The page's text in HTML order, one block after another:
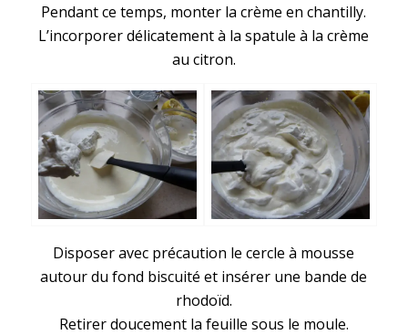
Pendant ce temps, monter la crème en chantilly.
L’incorporer délicatement à la spatule à la crème
au citron.
Disposer avec précaution le cercle à mousse
autour du fond biscuité et insérer une bande de
rhodoïd.
Retirer doucement la feuille sous le moule.